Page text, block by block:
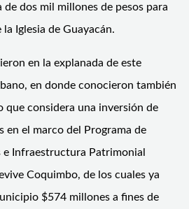
dos mil millones de pesos para
Iglesia de Guayacán.
en la explanada de este
en donde conocieron también
que considera una inversión de
en el marco del Programa de
e Infraestructura Patrimonial
Coquimbo, de los cuales ya
$574 millones a fines de